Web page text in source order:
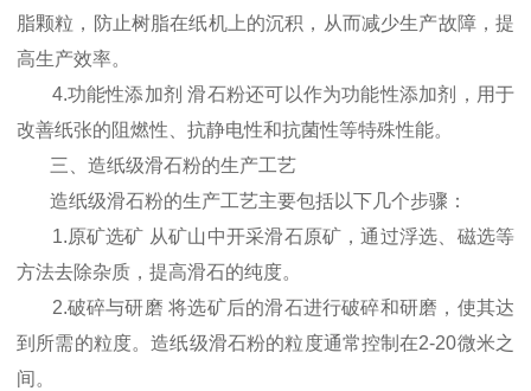
脂颗粒，防止树脂在纸机上的沉积，从而减少生产故障，提
高生产效率。
4.功能性添加剂 滑石粉还可以作为功能性添加剂，用于
改善纸张的阻燃性、抗静电性和抗菌性等特殊性能。
三、造纸级滑石粉的生产工艺
造纸级滑石粉的生产工艺主要包括以下几个步骤：
1.原矿选矿 从矿山中开采滑石原矿，通过浮选、磁选等
方法去除杂质，提高滑石的纯度。
2.破碎与研磨 将选矿后的滑石进行破碎和研磨，使其达
到所需的粒度。造纸级滑石粉的粒度通常控制在2-20微米之
间。